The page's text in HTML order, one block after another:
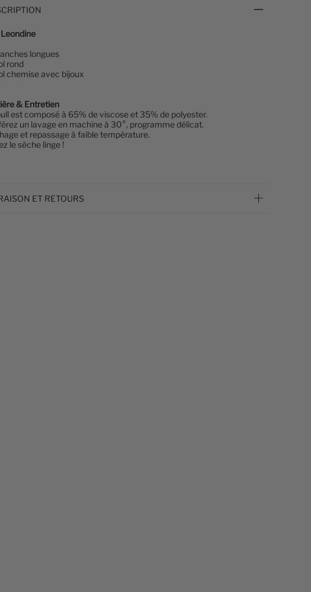
longues
rond
chemise avec bijoux
& Entretien
est composé à 65% de viscose et 35% de polyester.
un lavage en machine à 30°, programme délicat.
et repassage à faible température.
le sèche linge !
ET RETOURS